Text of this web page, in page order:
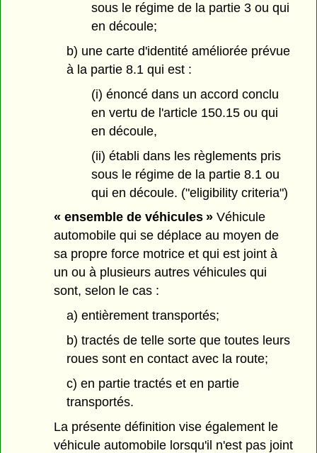
sous le régime de la partie 3 ou qui
en découle;
b) une carte d'identité améliorée prévue
à la partie 8.1 qui est :
(i) énoncé dans un accord conclu
en vertu de l'article 150.15 ou qui
en découle,
(ii) établi dans les règlements pris
sous le régime de la partie 8.1 ou
qui en découle. ("eligibility criteria")
« ensemble de véhicules » Véhicule
automobile qui se déplace au moyen de
sa propre force motrice et qui est joint à
un ou à plusieurs autres véhicules qui
sont, selon le cas :
a) entièrement transportés;
b) tractés de telle sorte que toutes leurs
roues sont en contact avec la route;
c) en partie tractés et en partie
transportés.
La présente définition vise également le
véhicule automobile lorsqu'il n'est pas joint